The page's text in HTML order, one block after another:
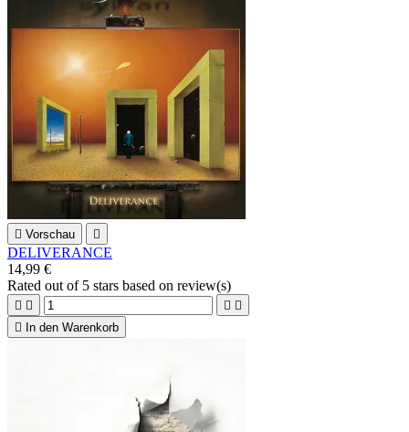
 Vorschau 
DELIVERANCE
14,99 €
Rated out of 5 stars based on review(s)
   

In den Warenkorb